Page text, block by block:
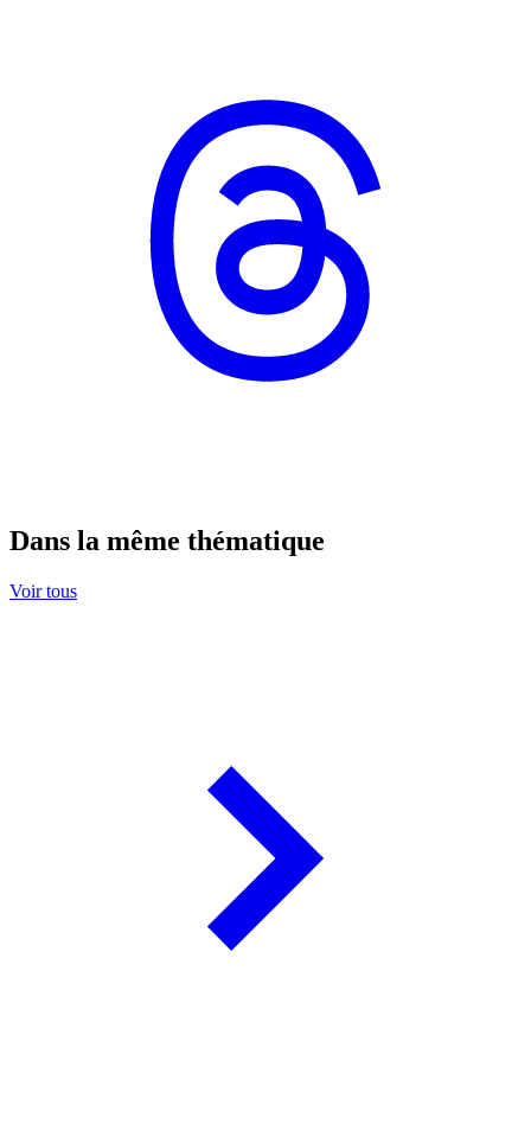
Dans la même thématique
Voir tous